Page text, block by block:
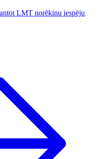
LMT norēķinu iespēju